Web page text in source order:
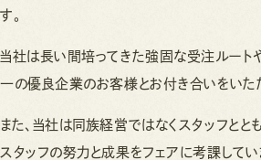
す。
当社は長い間培ってきた強固な受注ルート
一の優良企業のお客様とお付き合いをいた
また、当社は同族経営ではなくスタッフとと
スタッフの努力と成果をフェアに考課してい